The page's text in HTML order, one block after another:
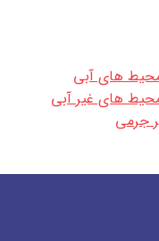
های آبی
های غیر آبی
جرمی